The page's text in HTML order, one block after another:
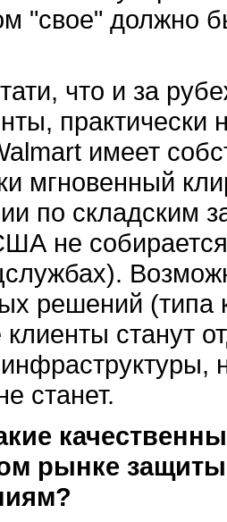
"свое" должно
что и за
практически
имеет
мгновенный
по складским
не собирается
решений (типа
станут
станет.
рынке